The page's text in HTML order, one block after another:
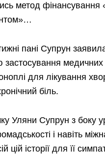
метод фінансування
пані Супрун
застосування медичних
для лікування
біль.
Уляни Супрун з боку
і навіть
цій історії для її